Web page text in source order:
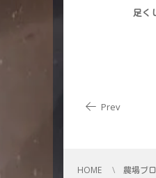
足く
Prev
HOME 農場ブ